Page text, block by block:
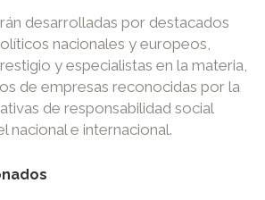
desarrolladas por destacados
nacionales y europeos,
y especialistas en la materia,
de empresas reconocidas por la
de responsabilidad social
nacional e internacional.